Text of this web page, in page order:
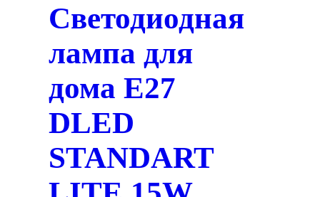
Светодиодная
лампа для
дома E27
DLED
STANDART